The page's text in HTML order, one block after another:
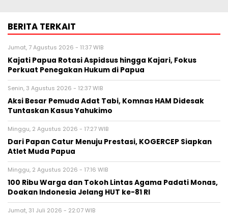
BERITA TERKAIT
Jumat, 7 Agustus 2026 - 11:37 WIB
Kajati Papua Rotasi Aspidsus hingga Kajari, Fokus
Perkuat Penegakan Hukum di Papua
Senin, 3 Agustus 2026 - 12:37 WIB
Aksi Besar Pemuda Adat Tabi, Komnas HAM Didesak
Tuntaskan Kasus Yahukimo
Minggu, 2 Agustus 2026 - 17:27 WIB
Dari Papan Catur Menuju Prestasi, KOGERCEP Siapkan
Atlet Muda Papua
Minggu, 2 Agustus 2026 - 17:16 WIB
100 Ribu Warga dan Tokoh Lintas Agama Padati Monas,
Doakan Indonesia Jelang HUT ke-81 RI
Jumat, 31 Juli 2026 - 22:07 WIB